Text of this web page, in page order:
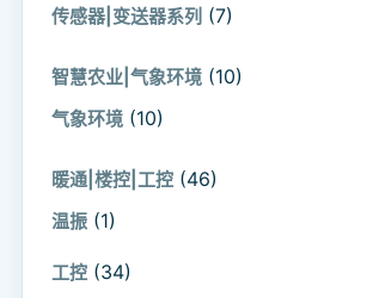
传感器|变送器系列 (7)
智慧农业|气象环境 (10)
气象环境 (10)
暖通|楼控|工控 (46)
温振 (1)
工控 (34)